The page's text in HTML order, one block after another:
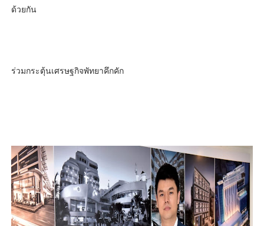
ด้วยกัน
ร่วมกระตุ้นเศรษฐกิจพัทยาคึกคัก